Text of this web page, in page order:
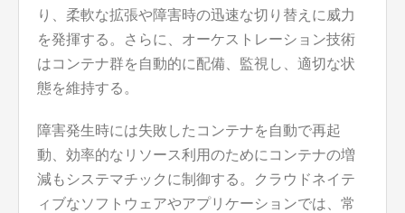
り、柔軟な拡張や障害時の迅速な切り替えに威力
を発揮する。さらに、オーケストレーション技術
はコンテナ群を自動的に配備、監視し、適切な状
態を維持する。
障害発生時には失敗したコンテナを自動で再起
動、効率的なリソース利用のためにコンテナの増
減もシステマチックに制御する。クラウドネイテ
ィブなソフトウェアやアプリケーションでは、常